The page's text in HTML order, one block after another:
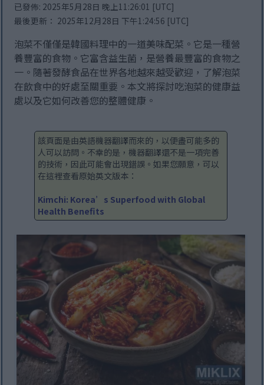
已發佈: 2025年5月28日 晚上11:26:01 [UTC]
最後更新： 2025年12月28日 下午1:24:56 [UTC]
泡菜不僅僅是韓國料理中的一道美味配菜。它是一種營
養豐富的食物。它富含益生菌，是營養最豐富的食物之
一。隨著發酵食品在世界各地越來越受歡迎，了解泡菜
在飲食中的好處至關重要。本文將探討吃泡菜的健康益
處以及它如何改善您的整體健康。
該頁面是由英語機器翻譯而來的，以便盡可能多的
人可以訪問。不幸的是，機器翻譯還不是一項完善
的技術，因此可能會出現錯誤。如果您願意，可以
在這裡查看原始英文版本：
Kimchi: Korea’s Superfood with Global
Health Benefits